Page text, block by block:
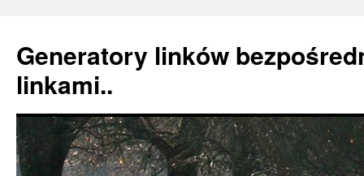
Generatory linków
linkami..